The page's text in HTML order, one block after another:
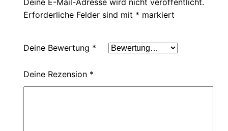
Deine E-Mail-Adresse wird nicht veröffentlicht.
Erforderliche Felder sind mit * markiert
Deine Bewertung *
Deine Rezension *